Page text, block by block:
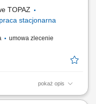
TOPAZ
praca stacjonarna
umowa zlecenie
pokaż opis
zgodnie z ustalonymi